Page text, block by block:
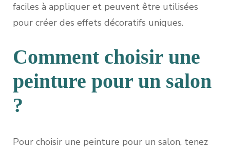
faciles à appliquer et peuvent être utilisées
pour créer des effets décoratifs uniques.
Comment choisir une
peinture pour un salon
?
Pour choisir une peinture pour un salon, tenez